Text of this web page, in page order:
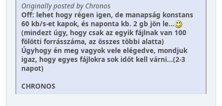
Originally posted by Chronos
Off: lehet hogy régen igen, de manapság konstans
60 kb/s-et kapok, és naponta kb. 2 gb jön le...
(mindezt úgy, hogy csak az egyik fájlnak van 100
fölötti forrásszáma, az összes többi alatta)
Úgyhogy én meg vagyok vele elégedve, mondjuk
igaz, hogy egyes fájlokra sok időt kell várni...(2-3
napot)
CHRONOS